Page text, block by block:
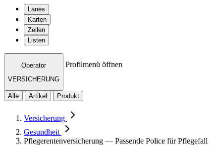
Lanes
Karten
Zeilen
Listen
Operator
VERSICHERUNG
Profilmenü öffnen
Alle Artikel Produkt
Versicherung
Gesundheit
Pflegerentenversicherung — Passende Police für Pflegefall